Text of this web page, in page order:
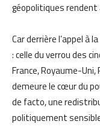
géopolitiques
Car derrière l’appel à
: celle du verrou des
France, Royaume-
demeure le cœur du
de facto, une
politiquement